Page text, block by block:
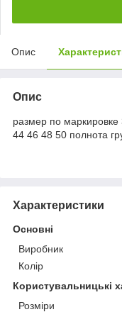
Опис
Опис
размер по
44 46 48 50 полнота
Характеристики
Основні
Виробник
Колір
Користувальницькі
Розміри